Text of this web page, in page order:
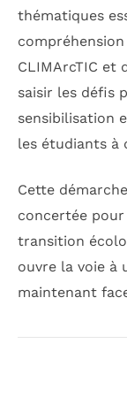
thématiques
CLIMArcTIC et
saisir les défis
sensibilisation
les étudiants à
Cette
concertée
transition
ouvre la voie à
maintenant